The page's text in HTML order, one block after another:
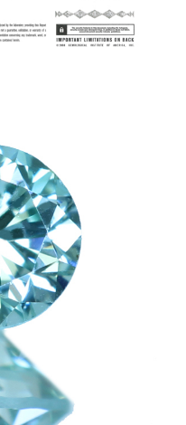
き
る
ける